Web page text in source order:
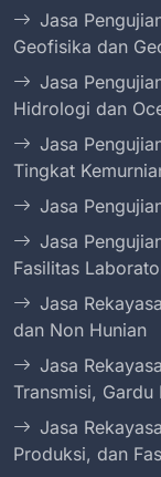
Jasa
Geofisika dan
Jasa
Hidrologi dan
Jasa
Tingkat
Jasa
Jasa
Fasilitas
Jasa
dan Non Hunian
Jasa
Transmisi,
Jasa
Produksi, dan